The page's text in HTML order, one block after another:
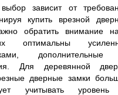
зависит от
купить врезной
обратить внимание
оптимальны
Для деревянной
дверные замки
учитывать уровень